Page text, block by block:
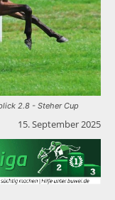
2.8 - Steher Cup
15. September 2025